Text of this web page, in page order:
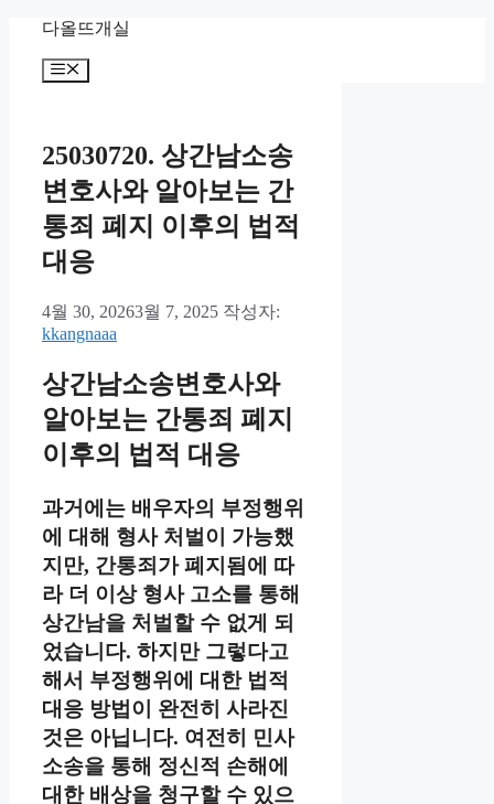
다올뜨개실
메
25030720. 상간남소송
변호사와 알아보는 간
통죄 폐지 이후의 법적
대응
4월 30, 20263월 7, 2025 작성자:
kkangnaaa
상간남소송변호사와
알아보는 간통죄 폐지
이후의 법적 대응
과거에는 배우자의 부정행위
에 대해 형사 처벌이 가능했
지만, 간통죄가 폐지됨에 따
라 더 이상 형사 고소를 통해
상간남을 처벌할 수 없게 되
었습니다. 하지만 그렇다고
해서 부정행위에 대한 법적
대응 방법이 완전히 사라진
것은 아닙니다. 여전히 민사
소송을 통해 정신적 손해에
대한 배상을 청구할 수 있으